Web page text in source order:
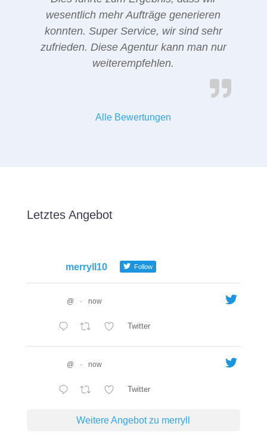
wesentlich mehr Aufträge generieren
konnten. Super Service, wir sind sehr
zufrieden. Diese Agentur kann man nur
weiterempfehlen.
Alle Bewertungen
Letztes Angebot
merryll10 Follow
@ · now
Twitter
@ · now
Twitter
Weitere Angebot zu merryll